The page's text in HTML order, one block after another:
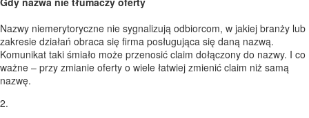
Nazwy niemerytoryczne nie sygnalizują odbiorcom, w jakiej branży lub
zakresie działań obraca się firma posługująca się daną nazwą.
Komunikat taki śmiało może przenosić claim dołączony do nazwy. I co
ważne – przy zmianie oferty o wiele łatwiej zmienić claim niż samą
nazwę.
2.